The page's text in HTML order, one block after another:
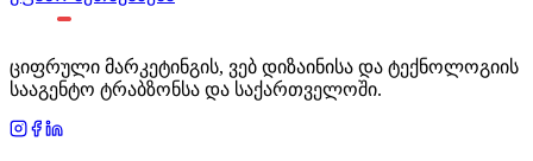
ციფრული მარკეტინგის, ვებ დიზაინისა და ტექნოლოგიის
სააგენტო ტრაბზონსა და საქართველოში.